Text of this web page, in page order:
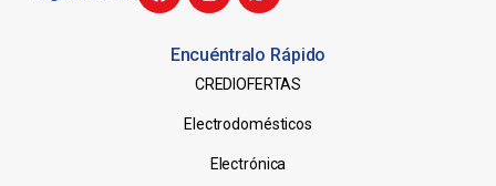
Encuéntralo Rápido
CREDIOFERTAS
Electrodomésticos
Electrónica